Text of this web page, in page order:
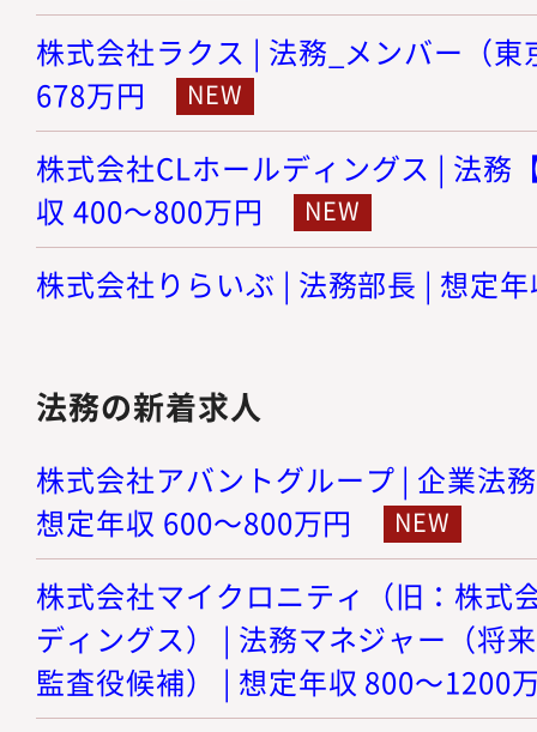
株式会社ラクス | 法務_メンバー（
678万円
株式会社CLホールディングス | 法務
収 400～800万円
株式会社りらいぶ | 法務部長 | 想定
法務の新着求人
株式会社アバントグループ | 企業法
想定年収 600～800万円
株式会社マイクロニティ（旧：株式
ディングス） | 法務マネジャー（将
監査役候補） | 想定年収 800～1200